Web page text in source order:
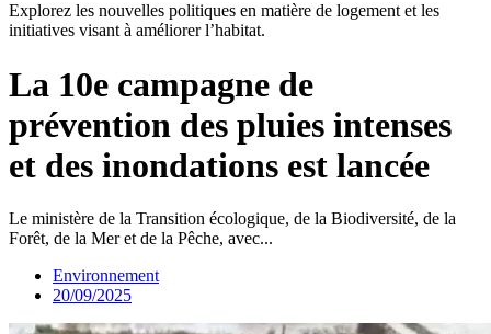
Explorez les nouvelles politiques en matière de logement et les
initiatives visant à améliorer l’habitat.
La 10e campagne de
prévention des pluies intenses
et des inondations est lancée
Le ministère de la Transition écologique, de la Biodiversité, de la
Forêt, de la Mer et de la Pêche, avec...
Environnement
20/09/2025